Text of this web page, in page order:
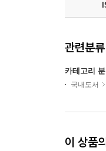
관련분류
카테고리
국내도서
이 상품